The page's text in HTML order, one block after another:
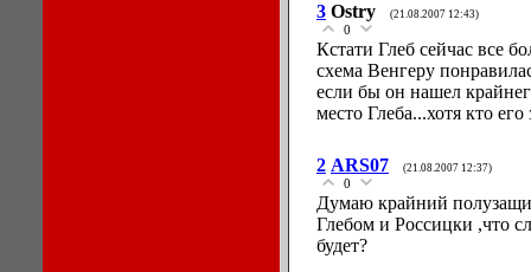
3 Ostry (21.08.2007 12:43)
0
Кстати Глеб сейчас все
схема Венгеру
если бы он нашел
место Глеба...хотя кто его
2 ARS07 (21.08.2007 12:37)
0
Думаю крайний
Глебом и Россицки ,что
будет?